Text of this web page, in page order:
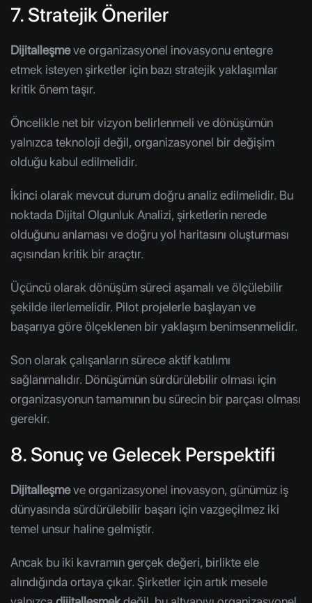
7. Stratejik Öneriler
Dijitalleşmeve organizasyonel inovasyonu entegre
etmek isteyen şirketler için bazı stratejik yaklaşımlar
kritik önem taşır.
Öncelikle net bir vizyon belirlenmeli ve dönüşümün
yalnızca teknoloji değil, organizasyonel bir değişim
olduğu kabul edilmelidir.
İkinci olarak mevcut durum doğru analiz edilmelidir. Bu
noktada Dijital Olgunluk Analizi, şirketlerin nerede
olduğunu anlaması ve doğru yol haritasını oluşturması
açısından kritik bir araçtır.
Üçüncü olarak dönüşüm süreci aşamalı ve ölçülebilir
şekilde ilerlemelidir. Pilot projelerle başlayan ve
başarıya göre ölçeklenen bir yaklaşım benimsenmelidir.
Son olarak çalışanların sürece aktif katılımı
sağlanmalıdır. Dönüşümün sürdürülebilir olması için
organizasyonun tamamının bu sürecin bir parçası olması
gerekir.
8. Sonuç ve Gelecek Perspektifi
Dijitalleşmeve organizasyonel inovasyon, günümüz iş
dünyasında sürdürülebilir başarı için vazgeçilmez iki
temel unsur haline gelmiştir.
Ancak bu iki kavramın gerçek değeri, birlikte ele
alındığında ortaya çıkar. Şirketler için artık mesele